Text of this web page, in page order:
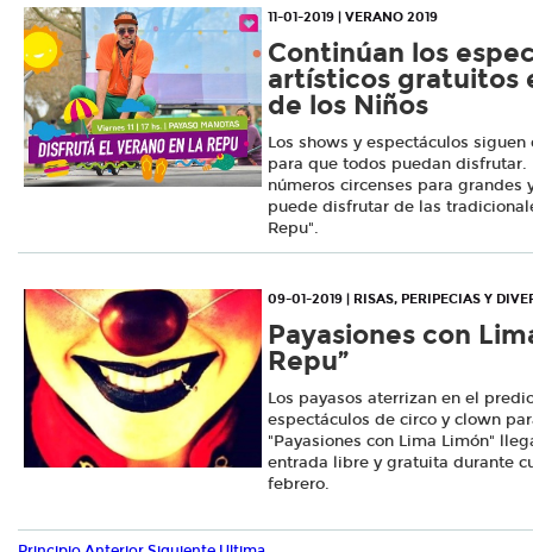
11-01-2019 | VERANO 2019
Continúan los
artísticos gratuitos
de los Niños
Los shows y espectáculos
para que todos puedan disfrutar.
números circenses para grandes
puede disfrutar de las
Repu".
09-01-2019 | RISAS, PERIPECIAS Y
Payasiones con
Repu”
Los payasos aterrizan en el
espectáculos de circo y clown
"Payasiones con Lima Limón"
entrada libre y gratuita durante
febrero.